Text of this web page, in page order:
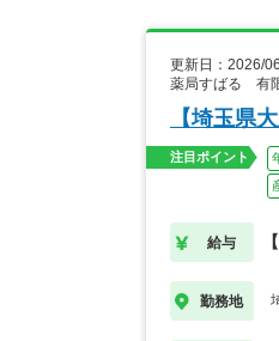
更新日：2026/
薬局すばる 有
【埼玉県
注目ポイント
給与
勤務地